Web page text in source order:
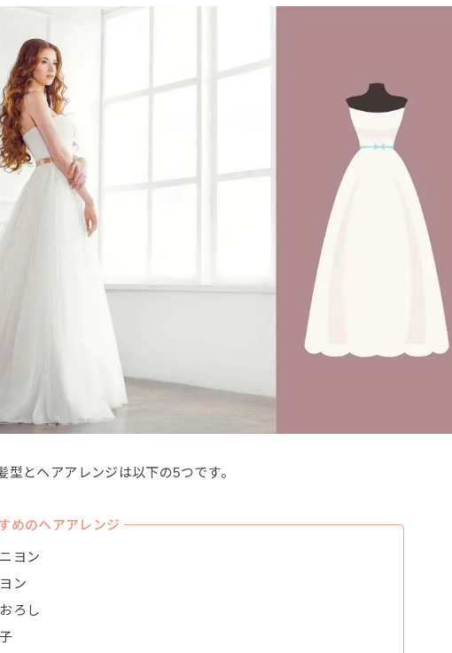
とヘアアレンジは以下の5つです。
めのヘアアレンジ
ヨン
ン
ろし